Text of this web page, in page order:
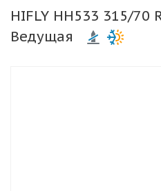
HIFLY HH533 315/70
Ведущая